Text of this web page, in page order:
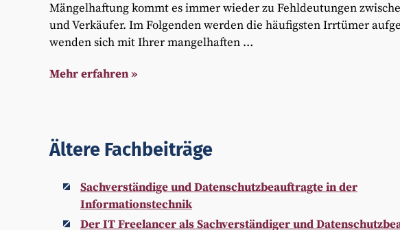
Mängelhaftung kommt es immer wieder zu Fehldeutungen
und Verkäufer. Im Folgenden werden die häufigsten Irrtümer
wenden sich mit Ihrer mangelhaften …
Mehr erfahren »
Ältere Fachbeiträge
Sachverständige und Datenschutzbeauftragte in der
Informationstechnik
Der IT Freelancer als Sachverständiger und